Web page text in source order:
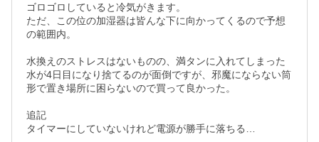
ゴロゴロしていると冷気がきます。
ただ、この位の加湿器は皆んな下に向かってくるので予想
の範囲内。
水換えのストレスはないものの、満タンに入れてしまった
水が4日目になり捨てるのが面倒ですが、邪魔にならない筒
形で置き場所に困らないので買って良かった。
追記
タイマーにしていないけれど電源が勝手に落ちる…